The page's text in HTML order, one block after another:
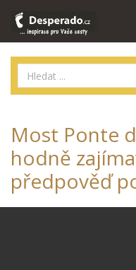
Most Ponte
hodně
předpověď